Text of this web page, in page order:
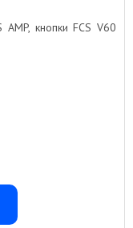
кнопки FCS V60